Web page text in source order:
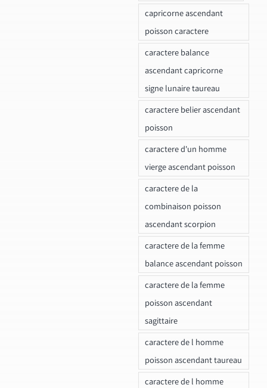
capricorne ascendant
poisson caractere
caractere balance
ascendant capricorne
signe lunaire taureau
caractere belier ascendant
poisson
caractere d'un homme
vierge ascendant poisson
caractere de la
combinaison poisson
ascendant scorpion
caractere de la femme
balance ascendant poisson
caractere de la femme
poisson ascendant
sagittaire
caractere de l homme
poisson ascendant taureau
caractere de l homme